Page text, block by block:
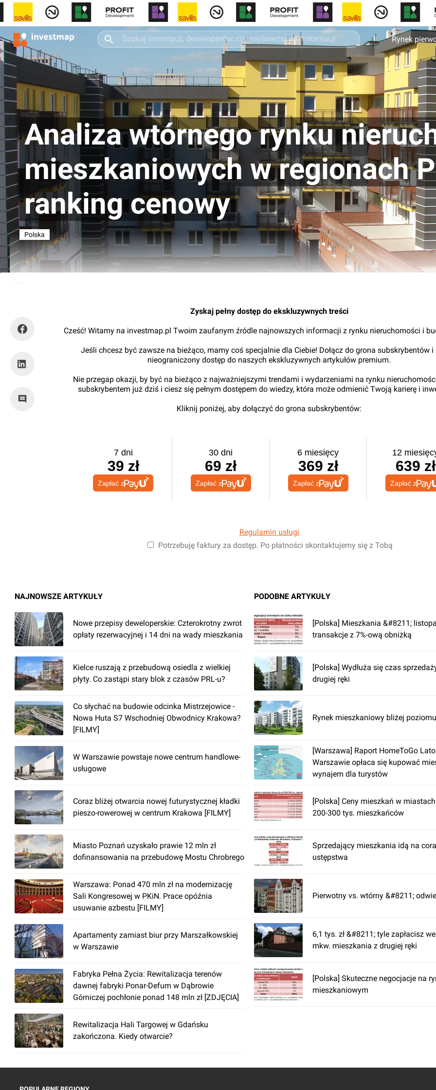
Rynek
Analiza wtórnego rynku
mieszkaniowych w regionach
ranking cenowy
Polska
Zyskaj pełny dostęp do ekskluzywnych treści
Cześć! Witamy na investmap.pl Twoim zaufanym źródle najnowszych informacji z rynku nieruchomości i
Jeśli chcesz być zawsze na bieżąco, mamy coś specjalnie dla Ciebie! Dołącz do grona subskrybentów i
nieograniczony dostęp do naszych ekskluzywnych artykułów premium.
Nie przegap okazji, by być na bieżąco z najważniejszymi trendami i wydarzeniami na rynku
subskrybentem już dziś i ciesz się pełnym dostępem do wiedzy, która może odmienić Twoją karierę i
Kliknij poniżej, aby dołączyć do grona subskrybentów:
7 dni
39 zł
Zapłać z
30 dni
69 zł
Zapłać z
6 miesięcy
369 zł
Zapłać z
12
639 zł
Zapłać z
Regulamin usługi
Potrzebuję faktury za dostęp. Po płatności skontaktujemy się z Tobą
NAJNOWSZE ARTYKUŁY
Nowe przepisy deweloperskie: Czterokrotny zwrot
opłaty rezerwacyjnej i 14 dni na wady mieszkania
Kielce ruszają z przebudową osiedla z wielkiej
płyty. Co zastąpi stary blok z czasów PRL-u?
Co słychać na budowie odcinka Mistrzejowice -
Nowa Huta S7 Wschodniej Obwodnicy Krakowa?
[FILMY]
W Warszawie powstaje nowe centrum handlowe-
usługowe
Coraz bliżej otwarcia nowej futurystycznej kładki
pieszo-rowerowej w centrum Krakowa [FILMY]
Miasto Poznań uzyskało prawie 12 mln zł
dofinansowania na przebudowę Mostu Chrobrego
Warszawa: Ponad 470 mln zł na modernizację
Sali Kongresowej w PKiN. Prace opóźnia
usuwanie azbestu [FILMY]
Apartamenty zamiast biur przy Marszałkowskiej
w Warszawie
Fabryka Pełna Życia: Rewitalizacja terenów
dawnej fabryki Ponar-Defum w Dąbrowie
Górniczej pochłonie ponad 148 mln zł [ZDJĘCIA]
Rewitalizacja Hali Targowej w Gdańsku
zakończona. Kiedy otwarcie?
PODOBNE ARTYKUŁY
[Polska] Mieszkania &#8211;
transakcje z 7%-ową obniżką
[Polska] Wydłuża się czas
drugiej ręki
Rynek mieszkaniowy bliżej
[Warszawa] Raport HomeToGo
Warszawie opłaca się kupować
wynajem dla turystów
[Polska] Ceny mieszkań w
200-300 tys. mieszkańców
Sprzedający mieszkania idą na
ustępstwa
Pierwotny vs. wtórny &#8211;
6,1 tys. zł &#8211; tyle zapłacisz
mkw. mieszkania z drugiej ręki
[Polska] Skuteczne negocjacje na
mieszkaniowym